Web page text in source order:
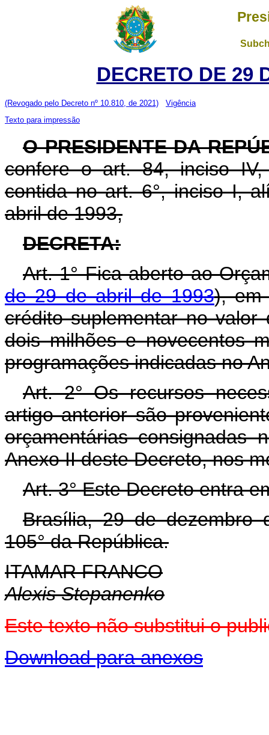
DECRETO DE 29
(Revogado pelo Decreto nº 10.810, de 2021)
Vigência
Texto para impressão
O PRESIDENTE DA
confere o art. 84, inciso
contida no art. 6°, inciso I,
abril de 1993,
DECRETA:
Art. 1° Fica aberto ao
de 29 de abril de 1993), em
crédito suplementar no valor
dois milhões e novecentos
programações indicadas no
Art. 2° Os recursos
artigo anterior são
orçamentárias consignadas
Anexo II deste Decreto, nos
Art. 3° Este Decreto entra
Brasília, 29 de dezembro
105° da República.
ITAMAR FRANCO
Alexis Stepanenko
Este texto não substitui o
Download para anexos